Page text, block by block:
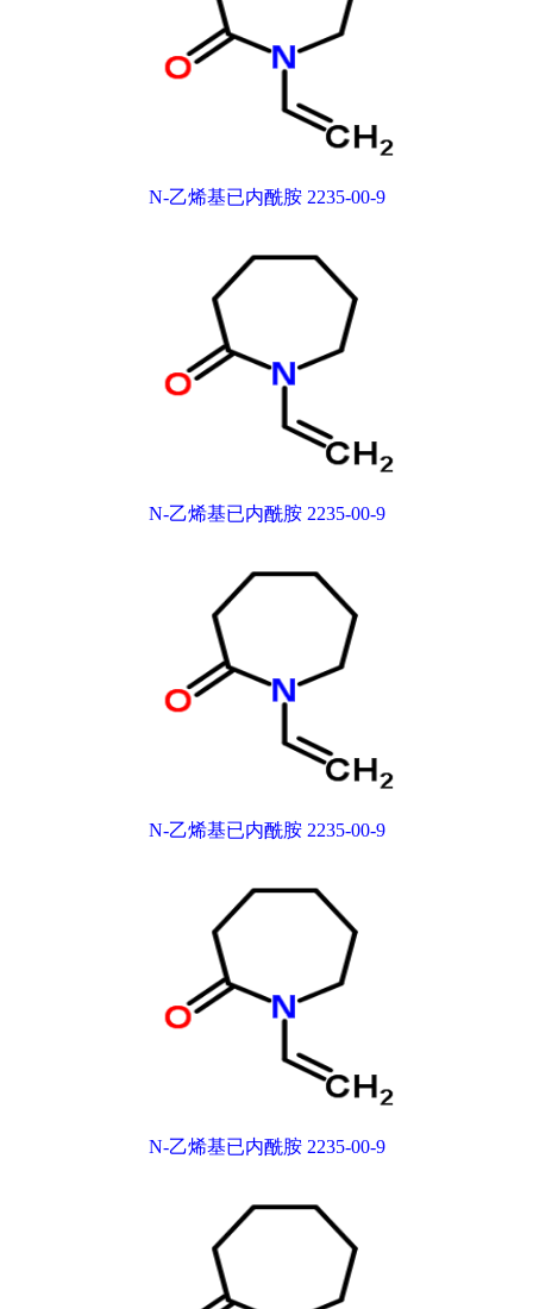
N-乙烯基已内酰胺 2235-00-9
N-乙烯基已内酰胺 2235-00-9
N-乙烯基已内酰胺 2235-00-9
N-乙烯基已内酰胺 2235-00-9